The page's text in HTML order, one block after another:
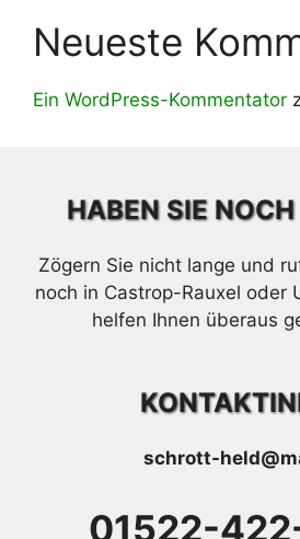
Neueste
Ein WordPress-Kommentator
HABEN SIE
Zögern Sie nicht lange und
noch in Castrop-Rauxel oder
helfen Ihnen überaus
schrott-
01522-